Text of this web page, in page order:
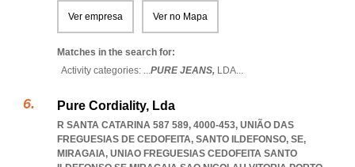
Ver empresa Ver no Mapa
Matches in the search for:
Activity categories: ...PURE JEANS, LDA...
Pure Cordiality, Lda
R SANTA CATARINA 587 589, 4000-453, UNIÃO DAS
FREGUESIAS DE CEDOFEITA, SANTO ILDEFONSO, SE,
MIRAGAIA, UNIAO FREGUESIAS CEDOFEITA SANTO